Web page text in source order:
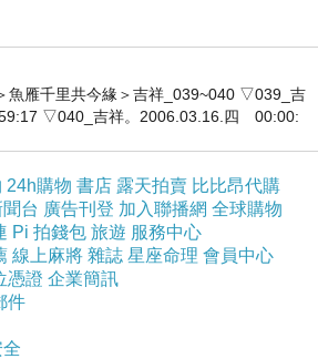
台的影響
-根據數據分析提供更精準的
魚雁千里共今緣＞吉祥_039~040 ▽039_吉
▽040_吉祥。2006.03.16.四 00:00:
24h購物 書店 露天拍賣 比比昂代購
台 廣告刊登 加入聯播網 全球購物
Pi 拍錢包 旅遊 服務中心
線上麻將 雜誌 星座命理 會員中心
憑證 企業簡訊
件